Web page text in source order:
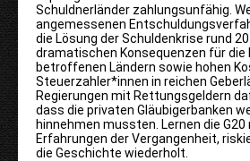
Schuldnerländer zahlungsunfähig.
angemessenen
die Lösung der Schuldenkrise rund
dramatischen Konsequenzen für die
betroffenen Ländern sowie hohen
Steuerzahler*innen in reichen
Regierungen mit Rettungsgeldern
dass die privaten Gläubigerbanken
hinnehmen mussten. Lernen die
Erfahrungen der Vergangenheit,
die Geschichte wiederholt.